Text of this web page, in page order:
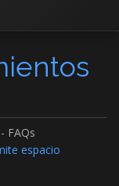
FAQs
espacio